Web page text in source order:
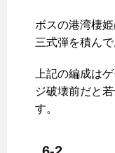
ボスの港湾棲
三式弾を積んで
上記の編成は
ジ破壊前だと
す。